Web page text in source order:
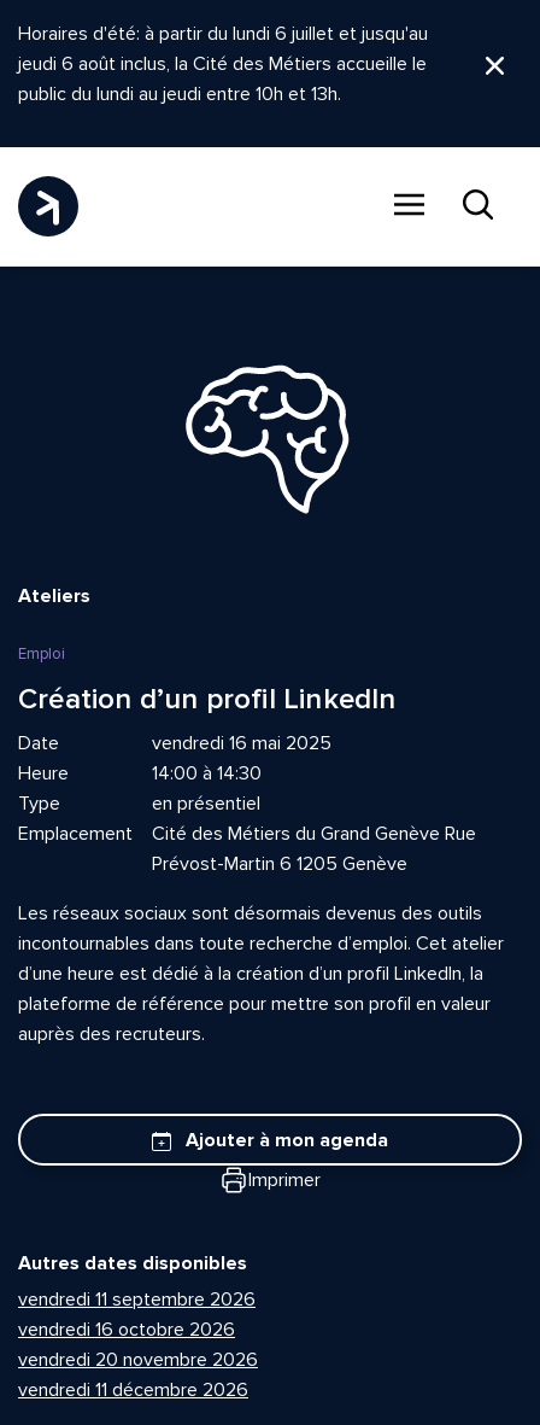
Horaires d'été: à partir du lundi 6 juillet et jusqu'au
jeudi 6 août inclus, la Cité des Métiers accueille le
public du lundi au jeudi entre 10h et 13h.
Ateliers
Emploi
Création d’un profil LinkedIn
Date
vendredi 16 mai 2025
Heure
14:00 à 14:30
Type
en présentiel
Emplacement
Cité des Métiers du Grand Genève Rue
Prévost-Martin 6 1205 Genève
Les réseaux sociaux sont désormais devenus des outils
incontournables dans toute recherche d’emploi. Cet atelier
d’une heure est dédié à la création d’un profil LinkedIn, la
plateforme de référence pour mettre son profil en valeur
auprès des recruteurs.
Ajouter à mon agenda
Imprimer
Autres dates disponibles
vendredi 11 septembre 2026
vendredi 16 octobre 2026
vendredi 20 novembre 2026
vendredi 11 décembre 2026